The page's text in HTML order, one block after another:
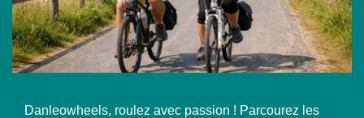
Danleowheels, roulez avec passion ! Parcourez les